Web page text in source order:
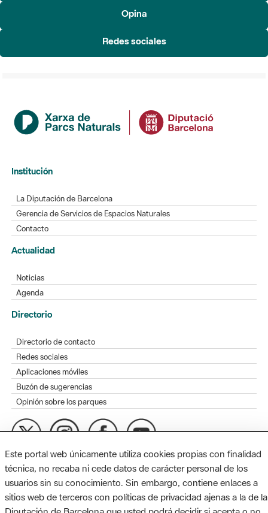
Opina
Redes sociales
Institución
La Diputación de Barcelona
Gerencia de Servicios de Espacios Naturales
Contacto
Actualidad
Noticias
Agenda
Directorio
Directorio de contacto
Redes sociales
Aplicaciones móviles
Buzón de sugerencias
Opinión sobre los parques
MAPA WEB AVISO LEGAL ACCESIBILIDAD
Diputación de Barcelona. Edifici Llacuna, 1a planta. Badajoz, 49.
08005 Barcelona. Tel. 934 022 428 / xarxaparcs@diba.cat
Este portal web únicamente utiliza cookies propias con finalidad
técnica, no recaba ni cede datos de carácter personal de los
usuarios sin su conocimiento. Sin embargo, contiene enlaces a
sitios web de terceros con políticas de privacidad ajenas a la de la